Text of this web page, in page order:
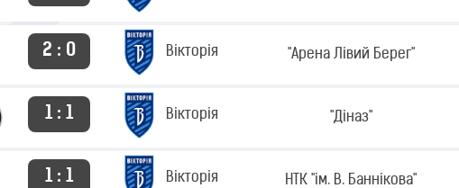
2 : 0 Вікторія "Арена Лівий Берег"
1 : 1 Вікторія "Діназ"
1 : 1 Вікторія НТК "ім. В. Баннікова"